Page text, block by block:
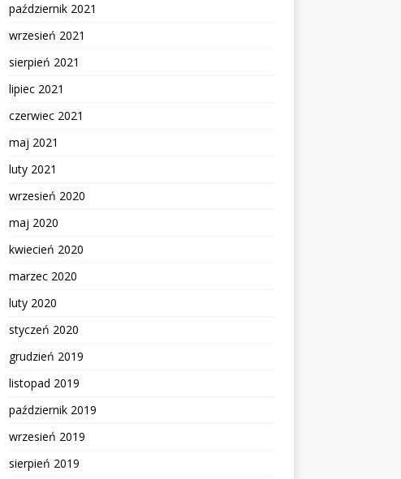
październik 2021
wrzesień 2021
sierpień 2021
lipiec 2021
czerwiec 2021
maj 2021
luty 2021
wrzesień 2020
maj 2020
kwiecień 2020
marzec 2020
luty 2020
styczeń 2020
grudzień 2019
listopad 2019
październik 2019
wrzesień 2019
sierpień 2019